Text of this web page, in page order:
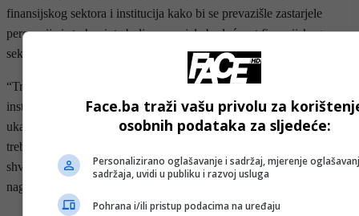
finansijskog sektora i institucija kako bi se prevazišle zastarjele
percepcije i strahovi, te bolje razumjela budućnost finansijskog
sektora.
“Treba nastaviti sa edukacijom prvenstveno finansijskog sektora i
institucija, što smo mi i radili u nekoliko navrata a sve sa ciljem da
ukažemo da strahovi i stavovi koje imaju nisu više opravdani i
trebaju vidi kao jedno opće nepoznavanje moderne tehnologije i
shvatanja u kom smjeru ide finansijski sektor budućnosti”,
naglašava Petrović.
Face.ba traži vašu privolu za
osobnih podataka za sljedeće:
Personalizirano oglašavanje i sadržaj, mjerenje
sadržaja, uvidi u publiku i razvoj usluga
Pohrana i/ili pristup podacima na uređaju